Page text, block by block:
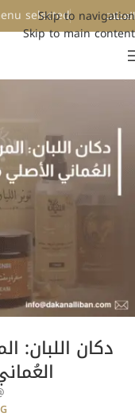
Skip to navigation
Skip to main content
العملات selected
دكان اللبان: